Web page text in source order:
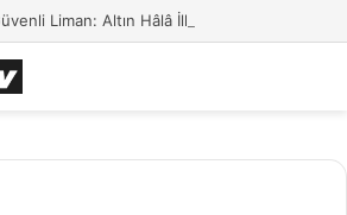
Liman: Altın Hâlâ İlk Sırada mı?